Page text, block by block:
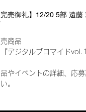
完売御礼】12/20 5部 遠
商品
『デジタルブロマイド
やイベントの詳細、応
。